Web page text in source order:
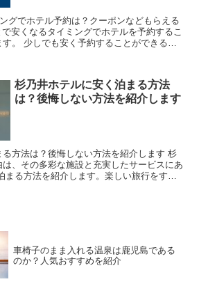
グでホテル予約は？クーポンなどもらえる
安くなるタイミングでホテルを予約するこ
。 少しでも安く予約することができるタ
杉乃井ホテルに安く泊まる方法
は？後悔しない方法を紹介します
方法は？後悔しない方法を紹介します 杉
、その多彩な施設と充実したサービスにあ
まる方法を紹介します。楽しい旅行をする
車椅子のまま入れる温泉は鹿児島である
のか？人気おすすめを紹介